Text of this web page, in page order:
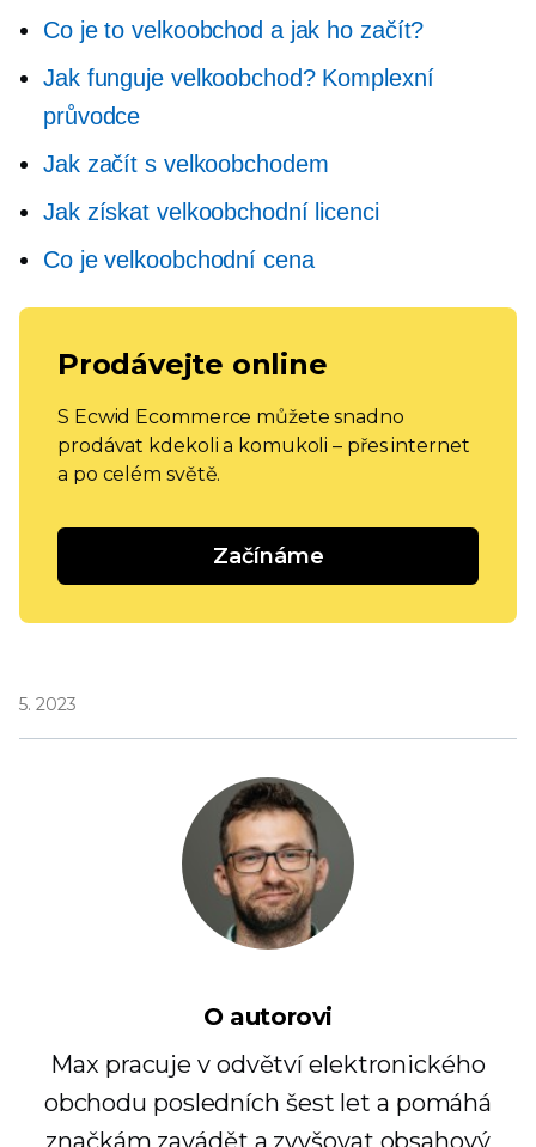
Co je to velkoobchod a jak ho začít?
Jak funguje velkoobchod? Komplexní
průvodce
Jak začít s velkoobchodem
Jak získat velkoobchodní licenci
Co je velkoobchodní cena
Prodávejte online
S Ecwid Ecommerce můžete snadno
prodávat kdekoli a komukoli – přes internet
a po celém světě.
Začínáme
5. 2023
O autorovi
Max pracuje v odvětví elektronického
obchodu posledních šest let a pomáhá
značkám zavádět a zvyšovat obsahový